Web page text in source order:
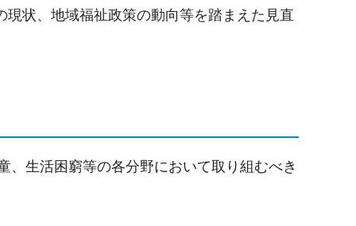
状、地域福祉政策の動向等を踏まえた見直
生活困窮等の各分野において取り組むべき